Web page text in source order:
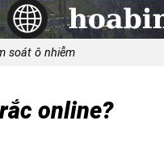
soát ô nhiễm
online?